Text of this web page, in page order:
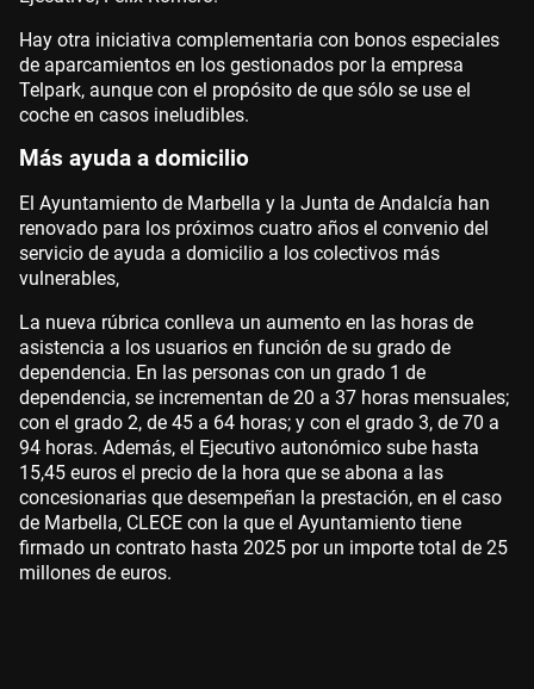
Hay otra iniciativa complementaria con bonos especiales
de aparcamientos en los gestionados por la empresa
Telpark, aunque con el propósito de que sólo se use el
coche en casos ineludibles.
Más ayuda a domicilio
El Ayuntamiento de Marbella y la Junta de Andalcía han
renovado para los próximos cuatro años el convenio del
servicio de ayuda a domicilio a los colectivos más
vulnerables,
La nueva rúbrica conlleva un aumento en las horas de
asistencia a los usuarios en función de su grado de
dependencia. En las personas con un grado 1 de
dependencia, se incrementan de 20 a 37 horas mensuales;
con el grado 2, de 45 a 64 horas; y con el grado 3, de 70 a
94 horas. Además, el Ejecutivo autonómico sube hasta
15,45 euros el precio de la hora que se abona a las
concesionarias que desempeñan la prestación, en el caso
de Marbella, CLECE con la que el Ayuntamiento tiene
firmado un contrato hasta 2025 por un importe total de 25
millones de euros.